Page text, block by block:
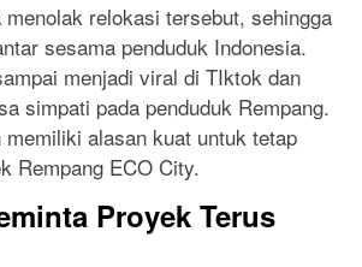
menolak relokasi tersebut, sehingga
sesama penduduk Indonesia.
menjadi viral di TIktok dan
simpati pada penduduk Rempang.
memiliki alasan kuat untuk tetap
Rempang ECO City.
Proyek Terus